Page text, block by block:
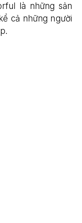
là những sản
cả những người